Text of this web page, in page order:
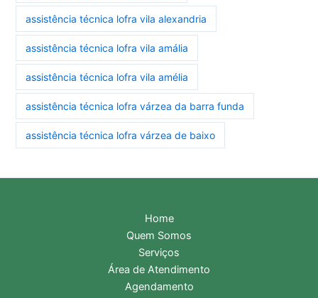
assistência técnica lofra vila alexandria
assistência técnica lofra vila amália
assistência técnica lofra vila amélia
assistência técnica lofra várzea da barra funda
assistência técnica lofra várzea de baixo
Home
Quem Somos
Serviços
Área de Atendimento
Agendamento